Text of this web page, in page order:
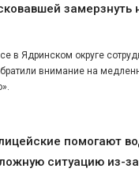
замерзнуть
в Ядринском округе
внимание на
помогают
ситуацию из-